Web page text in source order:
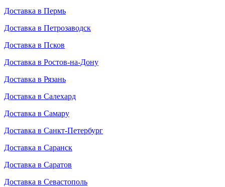
Доставка в Пермь
Доставка в Петрозаводск
Доставка в Псков
Доставка в Ростов-на-Дону
Доставка в Рязань
Доставка в Салехард
Доставка в Самару
Доставка в Санкт-Петербург
Доставка в Саранск
Доставка в Саратов
Доставка в Севастополь